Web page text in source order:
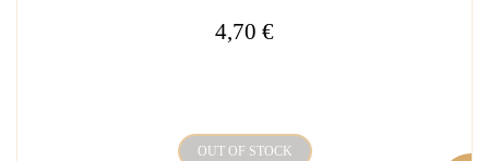
4,70 €
OUT OF STOCK